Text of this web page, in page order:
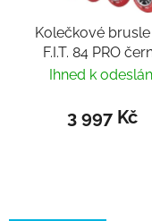
Kolečkové brusle
F.I.T. 84 PRO
červená
Ihned k
3 997 Kč